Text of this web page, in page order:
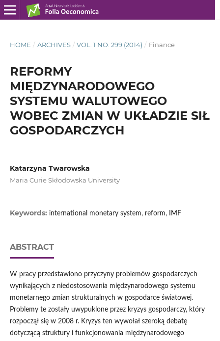
HOME / ARCHIVES / VOL. 1 NO. 299 (2014) / Finance
REFORMY
MIĘDZYNARODOWEGO
SYSTEMU WALUTOWEGO
WOBEC ZMIAN W UKŁADZIE SIŁ
GOSPODARCZYCH
Katarzyna Twarowska
Maria Curie Skłodowska University
Keywords: international monetary system, reform, IMF
ABSTRACT
W pracy przedstawiono przyczyny problemów gospodarczych
wynikających z niedostosowania międzynarodowego systemu
monetarnego zmian strukturalnych w gospodarce światowej.
Problemy te zostały uwypuklone przez kryzys gospodarczy, który
rozpoczął się w 2008 r. Kryzys ten wywołał szeroką debatę
dotyczącą struktury i funkcjonowania międzynarodowego